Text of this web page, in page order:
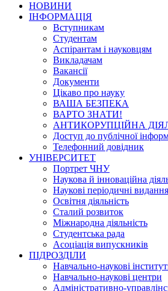
НОВИНИ
ІНФОРМАЦІЯ
Вступникам
Студентам
Аспірантам і науковцям
Викладачам
Вакансії
Документи
Цікаво про науку
ВАША БЕЗПЕКА
ВАРТО ЗНАТИ!
АНТИКОРУПЦІЙНА
Доступ до публічної
Телефонний довідник
УНІВЕРСИТЕТ
Портрет ЧНУ
Наукова й інноваційна
Наукові періодичні видання
Освітня діяльність
Сталий розвиток
Міжнародна діяльність
Студентська рада
Асоціація випускників
ПІДРОЗДІЛИ
Навчально-наукові
Навчально-наукові центри
Адміністративно-